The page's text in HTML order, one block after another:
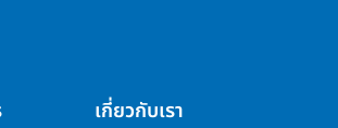
เกี่ยวกับเรา